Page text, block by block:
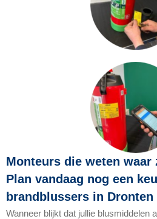
Monteurs die weten waar
Plan vandaag nog een
brandblussers in Dronten
Wanneer blijkt dat jullie blusmiddelen